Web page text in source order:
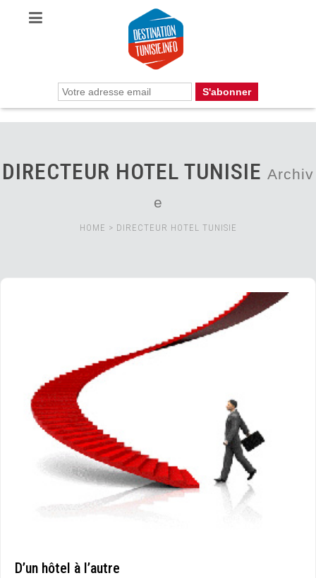
DIRECTEUR HOTEL TUNISIE Archiv
e
HOME > DIRECTEUR HOTEL TUNISIE
D’un hôtel à l’autre